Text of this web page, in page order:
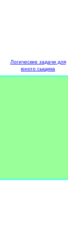
Логические задачи для
юного сыщика